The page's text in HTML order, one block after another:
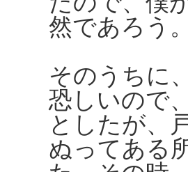
然であろ
そのうちに
恐しいので
としたが、
ぬってある